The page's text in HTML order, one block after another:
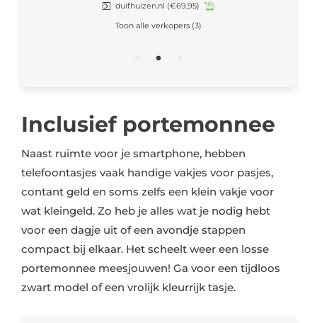
duifhuizen.nl (€69,95)
Toon alle verkopers (3)
Inclusief portemonnee
Naast ruimte voor je smartphone, hebben
telefoontasjes vaak handige vakjes voor pasjes,
contant geld en soms zelfs een klein vakje voor
wat kleingeld. Zo heb je alles wat je nodig hebt
voor een dagje uit of een avondje stappen
compact bij elkaar. Het scheelt weer een losse
portemonnee meesjouwen! Ga voor een tijdloos
zwart model of een vrolijk kleurrijk tasje.